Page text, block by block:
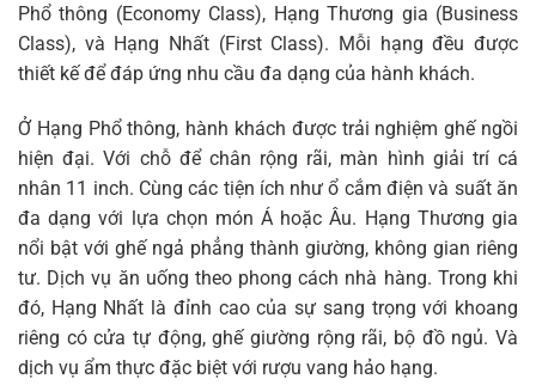
Phổ thông (Economy Class), Hạng Thương gia (Business
Class), và Hạng Nhất (First Class). Mỗi hạng đều được
thiết kế để đáp ứng nhu cầu đa dạng của hành khách.
Ở Hạng Phổ thông, hành khách được trải nghiệm ghế ngồi
hiện đại. Với chỗ để chân rộng rãi, màn hình giải trí cá
nhân 11 inch. Cùng các tiện ích như ổ cắm điện và suất ăn
đa dạng với lựa chọn món Á hoặc Âu. Hạng Thương gia
nổi bật với ghế ngả phẳng thành giường, không gian riêng
tư. Dịch vụ ăn uống theo phong cách nhà hàng. Trong khi
đó, Hạng Nhất là đỉnh cao của sự sang trọng với khoang
riêng có cửa tự động, ghế giường rộng rãi, bộ đồ ngủ. Và
dịch vụ ẩm thực đặc biệt với rượu vang hảo hạng.